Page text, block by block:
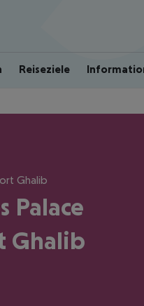
Reiseziele
Ghalib
Palace
Ghalib